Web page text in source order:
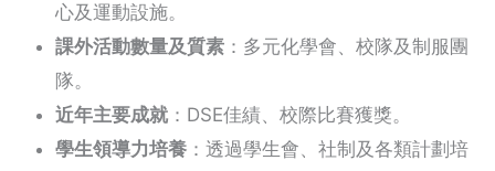
心及運動設施。
課外活動數量及質素 ：多元化學會、校隊及制服團
隊。
近年主要成就 ：DSE佳績、校際比賽獲獎。
學生領導力培養 ：透過學生會、社制及各類計劃培